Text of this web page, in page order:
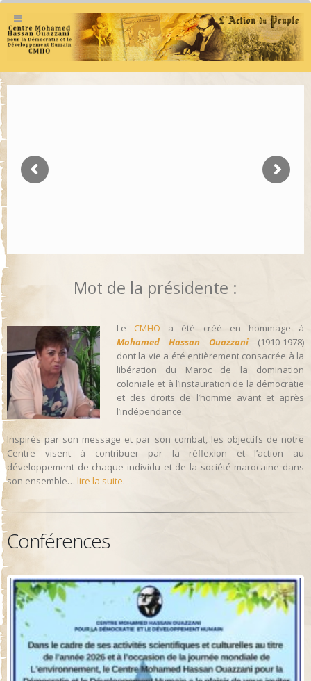
Mot de la présidente :
Le CMHO a été créé en hommage à
Mohamed Hassan Ouazzani (1910-1978)
dont la vie a été entièrement consacrée à la
libération du Maroc de la domination
coloniale et à l’instauration de la démocratie
et des droits de l’homme avant et après
l’indépendance.
Inspirés par son message et par son combat, les objectifs de notre
Centre visent à contribuer par la réflexion et l’action au
développement de chaque individu et de la société marocaine dans
son ensemble… lire la suite.
Conférences